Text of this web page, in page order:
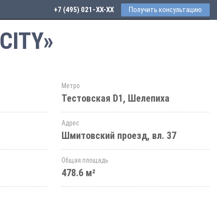
+7 (495) 021-41-76 Получить консультацию
Метро
Тестовская D1, Шелепиха
Адрес
Шмитовский проезд, вл. 37
Общая площадь
478.6 м²